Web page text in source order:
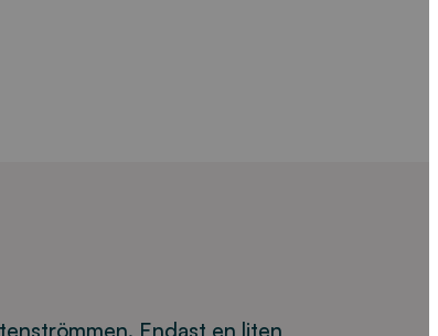
Endast en liten